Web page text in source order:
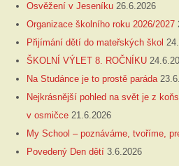
Osvěžení v Jeseníku 26.6.2026
Organizace školního roku 2026/2027
Přijímání dětí do mateřských škol
ŠKOLNÍ VÝLET 8. ROČNÍKU
Na Studánce je to prostě paráda
Nejkrásnější pohled na svět je z
v osmičce 21.6.2026
My School – poznáváme, tvoříme,
Povedený Den dětí 3.6.2026